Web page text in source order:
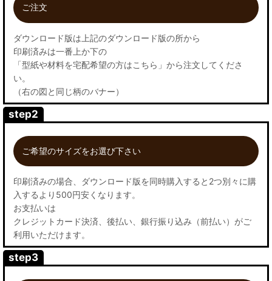
ご注文
ダウンロード版は上記のダウンロード版の所から
印刷済みは一番上か下の
「型紙や材料を宅配希望の方はこちら」から注文してくださ
い。
（右の図と同じ柄のバナー）
step2
ご希望のサイズをお選び下さい
印刷済みの場合、ダウンロード版を同時購入すると2つ別々に購
入するより500円安くなります。
お支払いは
クレジットカード決済、後払い、銀行振り込み（前払い）がご
利用いただけます。
step3